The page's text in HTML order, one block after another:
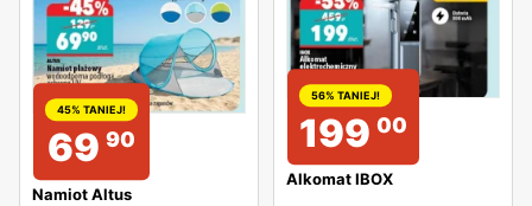
45% TANIEJ!
69 90
Namiot Altus
56% TANIEJ!
199 00
Alkomat IBOX